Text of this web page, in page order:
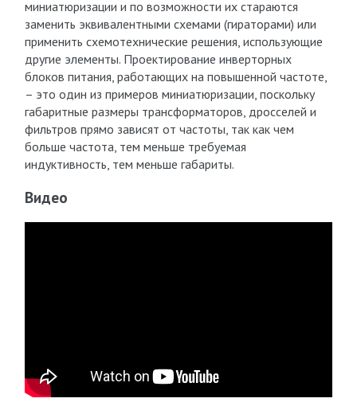
миниатюризации и по возможности их стараются
заменить эквивалентными схемами (гираторами) или
применить схемотехнические решения, использующие
другие элементы. Проектирование инверторных
блоков питания, работающих на повышенной частоте,
– это один из примеров миниатюризации, поскольку
габаритные размеры трансформаторов, дросселей и
фильтров прямо зависят от частоты, так как чем
больше частота, тем меньше требуемая
индуктивность, тем меньше габариты.
Видео